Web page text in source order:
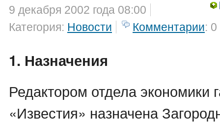
9 декабря 2002 года 08:00
Категория: Новости Комментарии: 0
1. Назначения
Редактором отдела экономики
«Известия» назначена